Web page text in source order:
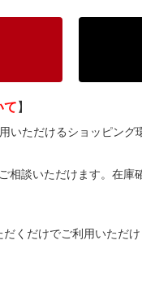
て 】
いただけるショッピング
相談いただけます。在庫
くだけでご利用いただけ